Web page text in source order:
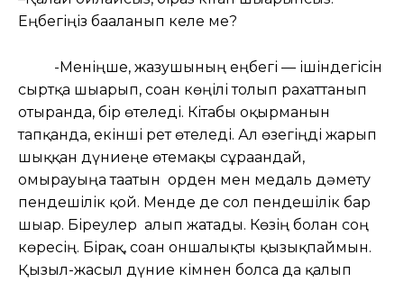
Еңбегіңіз бағаланып келе ме?
-Меніңше, жазушының еңбегі — ішіндегісін
сыртқа шығарып, соған көңілі толып рахаттанып
отырғанда, бір өтеледі. Кітабы оқырманын
тапқанда, екінші рет өтеледі. Ал өзегіңді жарып
шыққан дүниеңе өтемақы сұрағандай,
омырауыңа тағатын орден мен медаль дәмету
пендешілік қой. Менде де сол пендешілік бар
шығар. Біреулер алып жатады. Көзің болған соң
көресің. Бірақ, соған оншалықты қызықпаймын.
Қызыл-жасыл дүние кімнен болса да қалып